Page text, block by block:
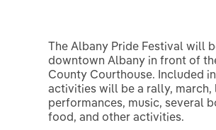
The Albany Pride Festival will
downtown Albany in front of
County Courthouse. Included
activities will be a rally, march,
performances, music, several
food, and other activities.